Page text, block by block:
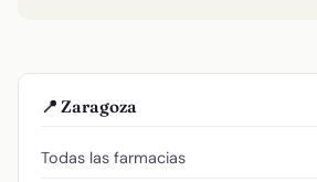
📍 Zaragoza
Todas las farmacias